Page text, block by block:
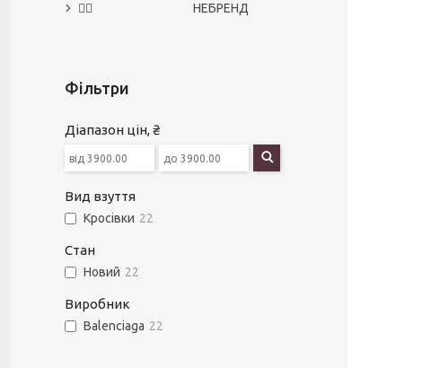
🙅‍♀️ НЕБРЕНД
Фільтри
Діапазон цін, ₴
Вид взуття
Кросівки 22
Стан
Новий 22
Виробник
Balenciaga 22